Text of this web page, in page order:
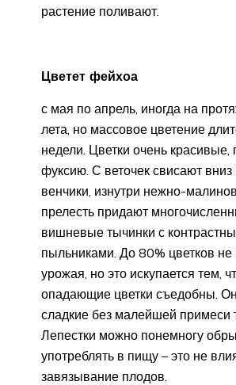
растение поливают.
Цветет фейхоа
с мая по апрель, иногда на
лета, но массовое цветение
недели. Цветки очень красивые,
фуксию. С веточек свисают
венчики, изнутри нежно-
прелесть придают
вишневые тычинки с
пыльниками. До 80% цветков не
урожая, но это искупается тем,
опадающие цветки съедобны.
сладкие без малейшей примеси
Лепестки можно понемногу
употреблять в пищу – это не
завязывание плодов.